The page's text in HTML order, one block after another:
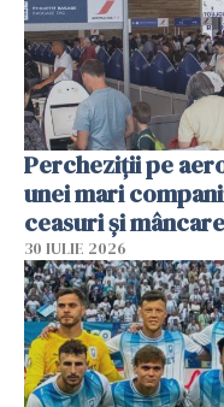
Percheziții pe
unei mari
ceasuri și
30 IULIE 2026